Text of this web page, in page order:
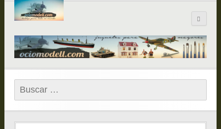
ociomodell.com
Buscar: